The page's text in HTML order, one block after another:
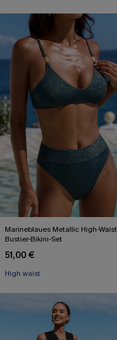
Marineblaues Metallic High-Waist
Bustier-Bikini-Set
51,00 €
Mit Gratis-Maßband
High waist